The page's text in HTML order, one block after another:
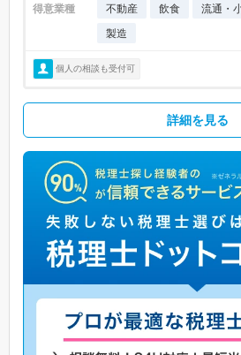
得意業種 不動産 飲食 流通・
製造
個人の相談も受付可
詳細を見る